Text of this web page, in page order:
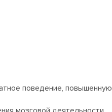
поведение, повышенную